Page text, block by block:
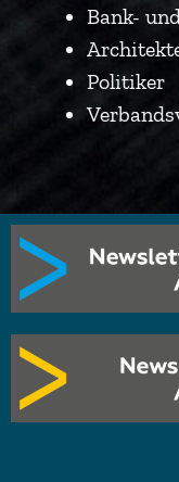
Bank-
Politiker